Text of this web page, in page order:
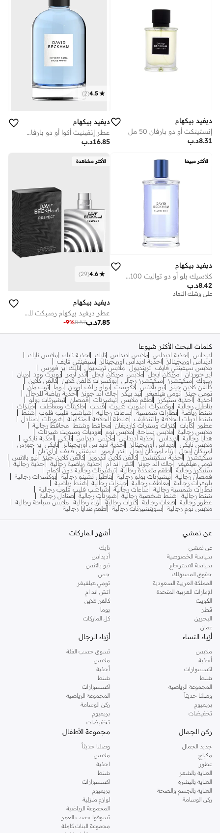
ديفيد بيكهام
إنستينكت أو دو بارفان 50 مل
د.ب8.31
4.5
(
2
)
ديفيد بيكهام
عطر إنفينيت أكوا أو دو بارفان – 100 مل
د.ب16.85
الأكثر مبيعا
ديفيد بيكهام
كلاسيك بلو أو دو تواليت 100 مل
د.ب8.42
على وشك النفاد
الأكثر مشاهدة
4.6
(
29
)
ديفيد بيكهام
عطر ديفيد بيكهام رسبكت للرجال, 90 مل
د.ب7.85
8.57
-9%
كلمات البحث الأكثر شيوعا
اديداس احذية اديداس ملابس اديداس نايك احذية نايك ملابس نايك
اديداس اوريجينالز
احذية اديداس اوريجينالز
سيفينتي فايف
ملابس سيفينتي فايف ترينديول ملابس ترينديول نايك اير فورس
اير جوردان امريكان ايجل ملابس امريكان ايجل اندر ارمر روبرت وود
ريبان
ريبوك
سكيتشرز سكيتشرز رجالي بوكسرات كالفن كلاين كالفن كلاين
كالفن كلاين جينز نيو بالانس لاكوست بولو رالف لورين بوما
توب مان
تومي جينز تومي هيلفيغر تيد بيكر جاك اند جونز
أحذية رياضة للرجال
احذية
احذية سنيكرز أطقم ملابس تيشيرتات قمصان تيشيرتات بولو
بناطيل رجالية بوكسرات سويت شيرت فست جاكيتات ومعاطف جينزات
شنط رياضة نظارات شمسية ساعات رجاليه شباشب فليب فلوب
شنط
شنط أدوات الحلاقة والتنظيف
شنطة الحلاقة المتكاملة شورتات صنادل
عطور
كابات كنزات وسترات كارديغان محافظ وشنط
محافظ رجالية
ملابس رجالية ملابس سباحة ملابس نوم
هوديات وسويت شيرتات
هدايا رجالية أديداس أحذية أديداس ملابس أديداس نايكي أحذبة نايكي
ملابس نايكي أديداس أوريجينالز أحذية أديداس أوريجينالز
نايكي اير جوردن
أمريكان إيجل أزياء أمريكان إيجل أندر آرمور سيفنتي فايف راي بان
سكيتشرز
أحذية سكيتشرز كالفن كلاين اندروير كالفن كلاين جينز
نيو بالانس
تومي هيلفيغر
جاك اند جونز اتش اند ام أحذية رياضية رجالية أحذية رجالية
سنيكرز رجالية أطقم متعددة رجالية تيشيرتات رجالية دون أكمام
قمصان رجالية تيشيرتات بولو رجالية بناطيل تشينو رجالية بوكسرات رجالية
بلوفرات رجالية معاطف رجالية جينزات رجالية
شنط رياضية
نظارات شمسية رجالية
ساعات رجالية
شباشب فليب فلوب رجالية
شنط رجالية
شنط شخصية رجالية شورتات رجالية صنادل رجالية
عطور رجالية
قبعات رجالية كنزات رجالية أزياء رجالية ملابس سباحة رجالية
ملابس نوم رجالية
سويتشيرتات رجالية أطقم هدايا رجالية
عن نمشي
عن نمشي
سياسة الخصوصية
سياسة الاسترجاع
حقوق المستهلك
المملكة العربية السعودية
الإمارات العربية المتحدة
الكويت
قطر
البحرين
عمان
أشهر الماركات
نايك
أديداس
نيو بالانس
جس
تومي هيلفيغر
اتش اند ام
كالفن كلاين
بوما
كل الماركات
أزياء النساء
ملابس
أحذية
اكسسوارات
شنط
المجموعة الرياضية
وصلنا حديثاً
بريميوم
تخفيضات
أزياء الرجال
تسوق حسب الفئة
ملابس
أحذية
شنط
اكسسوارات
المجموعة الرياضية
ركن الوسامة
بريميوم
تخفيضات
ركن الجمال
جديد الجمال
مكياج
عطور
العناية بالشعر
العناية بالبشرة
العناية بالجسم والصحة
ركن الوسامة
مجموعة الأطفال
وصلنا حديثاً
ملابس
احذية
شنط
اكسسوارات
بريميوم
لوازم منزلية
المجموعة الرياضية
تسوقوا حسب العمر
مجموعة البنات كاملة